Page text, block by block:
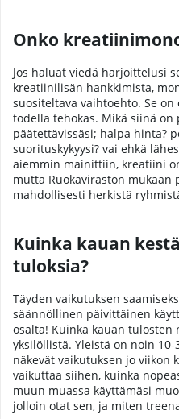
Onko
Jos haluat viedä harjoittelusi
kreatiinilisän hankkimista,
suositeltava vaihtoehto. Se
todella tehokas. Mikä siinä on
päätettävissäsi; halpa hinta?
suorituskykyysi? vai ehkä
aiemmin mainittiin, kreatiini
mutta Ruokaviraston
mahdollisesti herkistä
Kuinka kauan
tuloksia?
Täyden vaikutuksen
säännöllinen päivittäinen
osalta! Kuinka kauan tulosten
yksilöllistä. Yleistä on noin
näkevät vaikutuksen jo
vaikuttaa siihen, kuinka
muun muassa käyttämäsi
jolloin otat sen, ja miten